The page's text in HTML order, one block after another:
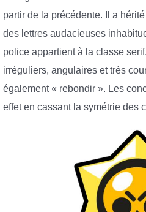
partir de la précédente. Il a
des lettres audacieuses
police appartient à la classe
irréguliers, angulaires et très
également « rebondir ». Les
effet en cassant la symétrie des